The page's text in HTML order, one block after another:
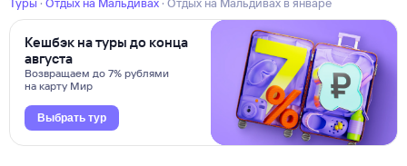
Кешбэк на туры до конца
августа
Возвращаем до 7% рублями
на карту Мир
Выбрать тур